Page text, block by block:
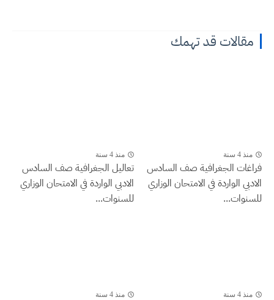
مقالات قد تهمك
منذ 4 سنة
فراغات الجغرافية صف السادس
الادبي الواردة في الامتحان الوزاري
للسنوات...
منذ 4 سنة
تعاليل الجغرافية صف السادس
الادبي الواردة في الامتحان الوزاري
للسنوات...
منذ 4 سنة منذ 4 سنة